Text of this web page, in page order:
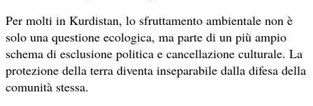
Per molti in Kurdistan, lo sfruttamento ambientale non è
solo una questione ecologica, ma parte di un più ampio
schema di esclusione politica e cancellazione culturale. La
protezione della terra diventa inseparabile dalla difesa della
comunità stessa.